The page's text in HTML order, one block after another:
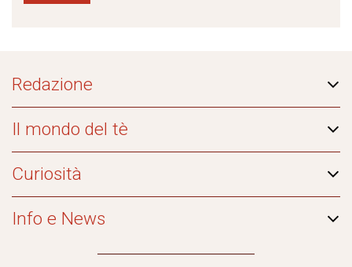
Redazione
Il mondo del tè
Curiosità
Info e News